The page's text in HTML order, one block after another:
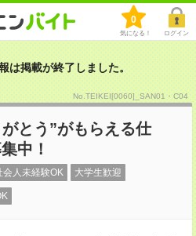
0
気になる！ ログイン
は掲載が終了しました。
No.TEIKEI[0060]_SAN01・C04
とう”がもらえる仕
中！
会人未経験OK 大学生歓迎